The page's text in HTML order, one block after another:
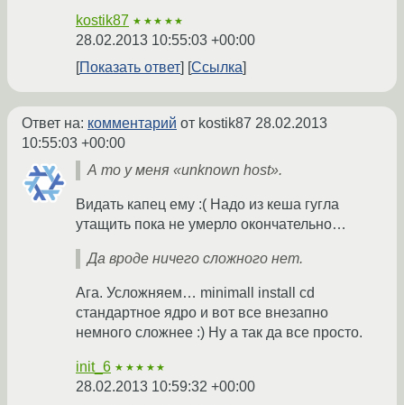
kostik87 ★★★★★
28.02.2013 10:55:03 +00:00
Показать ответ
Ссылка
Ответ на: комментарий от kostik87 28.02.2013
10:55:03 +00:00
А то у меня «unknown host».
Видать капец ему :( Надо из кеша гугла
утащить пока не умерло окончательно…
Да вроде ничего сложного нет.
Ага. Усложняем… minimall install cd
стандартное ядро и вот все внезапно
немного сложнее :) Ну а так да все просто.
init_6 ★★★★★
28.02.2013 10:59:32 +00:00